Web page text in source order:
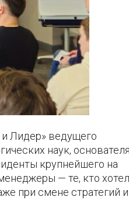
Лидер» ведущего
наук, основателя
крупнейшего на
— те, кто хотел
при смене стратегий и